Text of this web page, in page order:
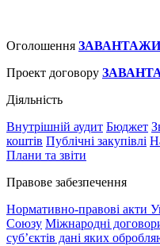
Оголошення
Проект договору
Діяльність
Внутрішній аудит Бюджет
коштів Публічні закупівлі
Плани та звіти
Правове забезпечення
Нормативно-правові акти
Союзу Міжнародні
субʼєктів дані яких